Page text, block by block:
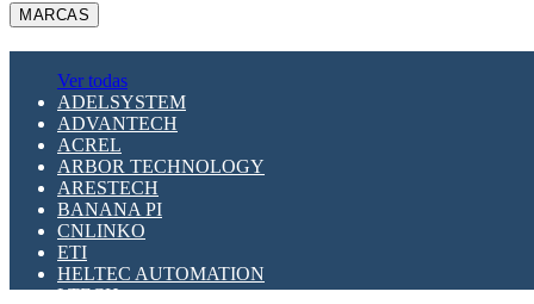
MARCAS
Ver todas
ADELSYSTEM
ADVANTECH
ACREL
ARBOR TECHNOLOGY
ARESTECH
BANANA PI
CNLINKO
ETI
HELTEC AUTOMATION
LTECH